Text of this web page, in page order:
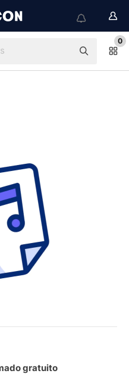
0
gratuito